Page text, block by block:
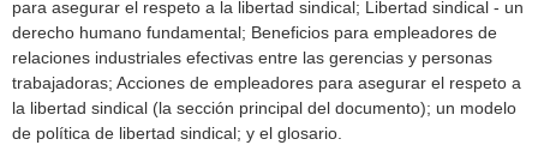
para asegurar el respeto a la libertad sindical; Libertad sindical - un
derecho humano fundamental; Beneficios para empleadores de
relaciones industriales efectivas entre las gerencias y personas
trabajadoras; Acciones de empleadores para asegurar el respeto a
la libertad sindical (la sección principal del documento); un modelo
de política de libertad sindical; y el glosario.